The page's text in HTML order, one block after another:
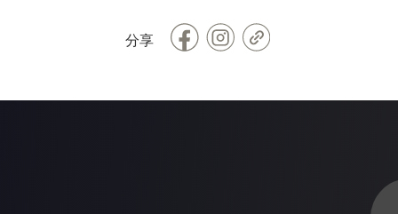
分享 Facebook
Copy